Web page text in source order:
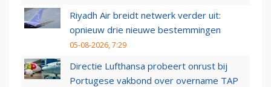
Riyadh Air breidt netwerk verder uit:
opnieuw drie nieuwe bestemmingen
05-08-2026, 7:29
Directie Lufthansa probeert onrust bij
Portugese vakbond over overname TAP